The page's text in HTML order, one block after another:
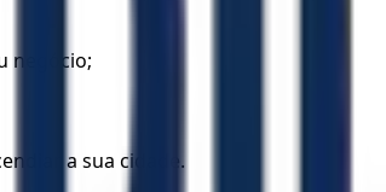
negócio;
a sua cidade.